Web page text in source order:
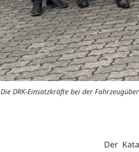
Die DRK-Einsatzkräfte bei der
Der